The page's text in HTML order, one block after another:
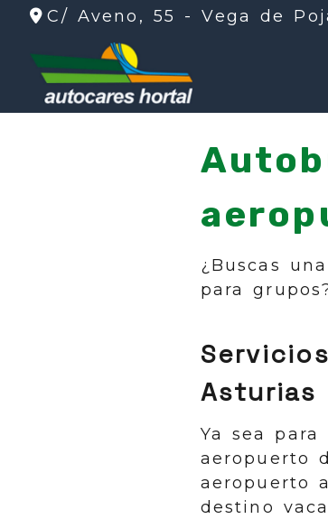
C/ Aveno, 55 -Vega de
¿Buscas
para
Asturias
Ya sea
aeropuerto
aeropuerto
destino